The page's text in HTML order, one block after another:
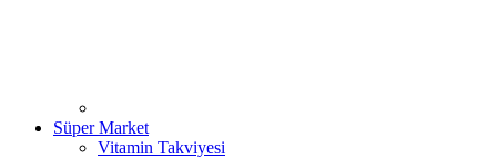
Süper Market
Vitamin Takviyesi